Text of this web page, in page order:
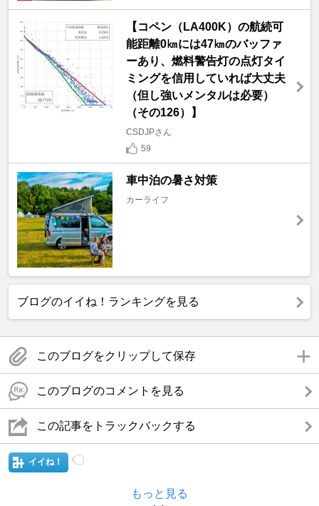
【コペン（LA400K）の航続可
能距離0㎞には47㎞のバッファ
ーあり、燃料警告灯の点灯タイ
ミングを信用していれば大丈夫
（但し強いメンタルは必要）
（その126）】
CSDJPさん
59
車中泊の暑さ対策
カーライフ
ブログのイイね！ランキングを見る
このブログをクリップして保存
このブログのコメントを見る
この記事をトラックバックする
イイね！
もっと見る